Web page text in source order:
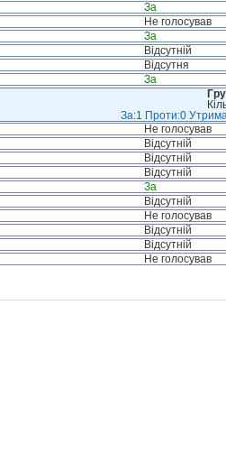
За
Не голосував
За
Відсутній
Відсутня
За
За:1 Проти:0
Не голосував
Відсутній
Відсутній
Відсутній
За
Відсутній
Не голосував
Відсутній
Відсутній
Не голосував